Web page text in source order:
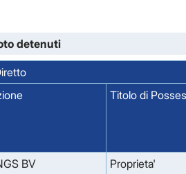
detenuti
Titolo di
BV Proprieta'